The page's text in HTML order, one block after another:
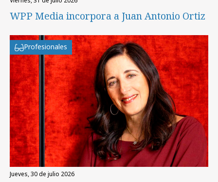
WPP Media incorpora a Juan Antonio Ortiz
Profesionales
jueves, 30 de julio 2026